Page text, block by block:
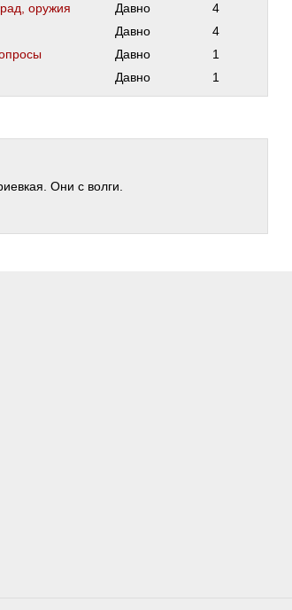
оружия Давно
4
Давно
4
Давно
1
Давно 1
Они с волги.